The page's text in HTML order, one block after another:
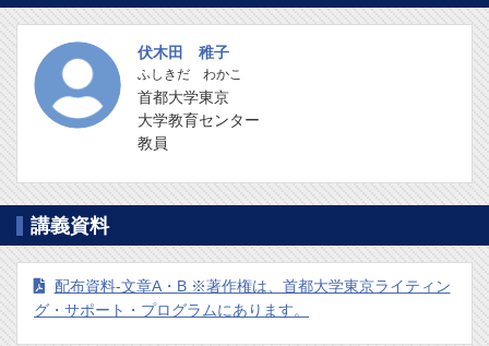
伏木田 稚子
ふしきだ わかこ
首都大学東京
大学教育センター
教員
講義資料
配布資料-文章A・B ※著作権は、首都大学東京ライティン
グ・サポート・プログラムにあります。